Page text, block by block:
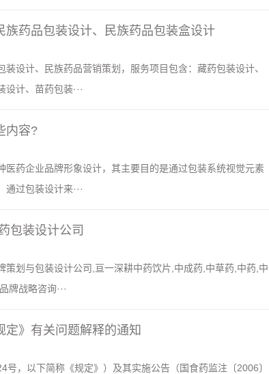
族药品包装设计、民族药品包装盒设计
装设计、民族药品营销策划，服务项目包含：藏药包装设计、
计、苗药包装···
内容?
医药企业品牌形象设计，其主要目的是通过包装系统视觉元素
过包装设计来···
包装设计公司
策划与包装设计公司,亘一深耕中药饮片,中成药,中草药,中药,中
牌战略咨询···
》有关问题解释的通知
号，以下简称《规定》）及其实施公告（国食药监注〔2006〕